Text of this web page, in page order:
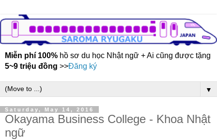
Miễn phí 100% hồ sơ du học Nhật ngữ + Ai cũng được tặng
5~9 triệu đồng >>Đăng ký
▼
Saturday, May 14, 2016
Okayama Business College - Khoa Nhật
ngữ